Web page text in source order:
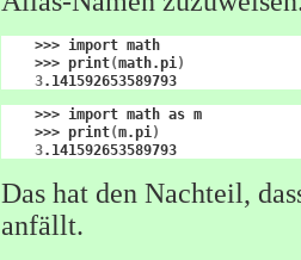
>>> import
>>> print(math.pi)
3
>>> import math as
>>> print(m.pi)
3
Das hat den Nachteil,
anfällt.